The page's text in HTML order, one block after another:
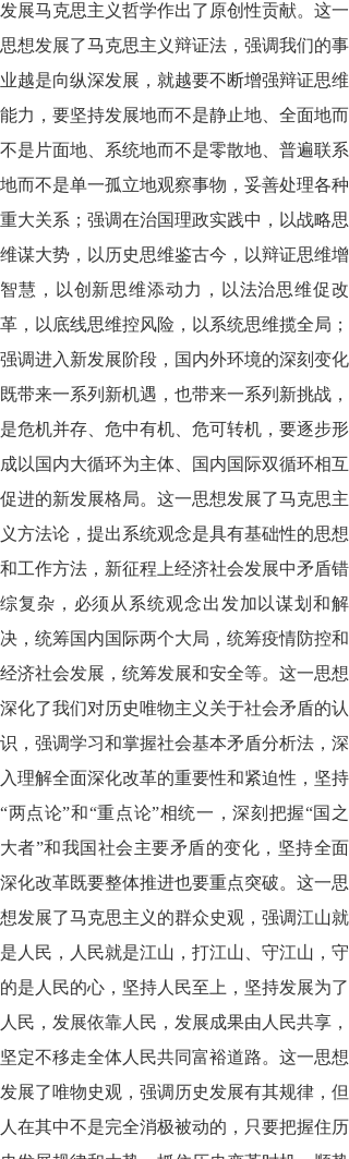
发展马克思主义哲学作出了原创性贡献。这一
思想发展了马克思主义辩证法，强调我们的事
业越是向纵深发展，就越要不断增强辩证思维
能力，要坚持发展地而不是静止地、全面地而
不是片面地、系统地而不是零散地、普遍联系
地而不是单一孤立地观察事物，妥善处理各种
重大关系；强调在治国理政实践中，以战略思
维谋大势，以历史思维鉴古今，以辩证思维增
智慧，以创新思维添动力，以法治思维促改
革，以底线思维控风险，以系统思维揽全局；
强调进入新发展阶段，国内外环境的深刻变化
既带来一系列新机遇，也带来一系列新挑战，
是危机并存、危中有机、危可转机，要逐步形
成以国内大循环为主体、国内国际双循环相互
促进的新发展格局。这一思想发展了马克思主
义方法论，提出系统观念是具有基础性的思想
和工作方法，新征程上经济社会发展中矛盾错
综复杂，必须从系统观念出发加以谋划和解
决，统筹国内国际两个大局，统筹疫情防控和
经济社会发展，统筹发展和安全等。这一思想
深化了我们对历史唯物主义关于社会矛盾的认
识，强调学习和掌握社会基本矛盾分析法，深
入理解全面深化改革的重要性和紧迫性，坚持
“两点论”和“重点论”相统一，深刻把握“国之
大者”和我国社会主要矛盾的变化，坚持全面
深化改革既要整体推进也要重点突破。这一思
想发展了马克思主义的群众史观，强调江山就
是人民，人民就是江山，打江山、守江山，守
的是人民的心，坚持人民至上，坚持发展为了
人民，发展依靠人民，发展成果由人民共享，
坚定不移走全体人民共同富裕道路。这一思想
发展了唯物史观，强调历史发展有其规律，但
人在其中不是完全消极被动的，只要把握住历